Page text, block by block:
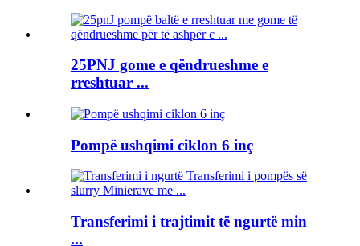
25PNJ gome e qëndrueshme e
rreshtuar ...
Pompë ushqimi ciklon 6 inç
Transferimi i trajtimit të ngurtë min
...